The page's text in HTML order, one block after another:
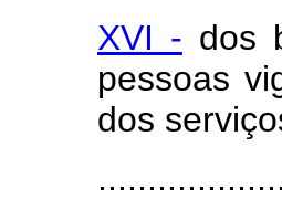
XVI - dos
pessoas
dos